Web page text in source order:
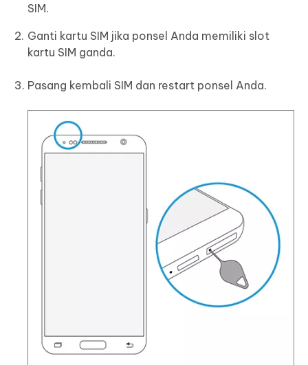
SIM.
Ganti kartu SIM jika ponsel Anda memiliki slot
kartu SIM ganda.
Pasang kembali SIM dan restart ponsel Anda.